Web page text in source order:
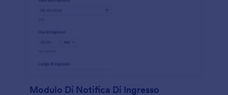
Modulo Di Notifica Di Ingresso